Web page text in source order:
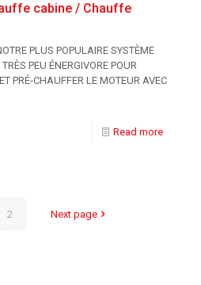
cabine / Chauffe
PLUS POPULAIRE SYSTÈME
PEU ÉNERGIVORE POUR
PRÉ-CHAUFFER LE MOTEUR AVEC
Read more
2 Next page